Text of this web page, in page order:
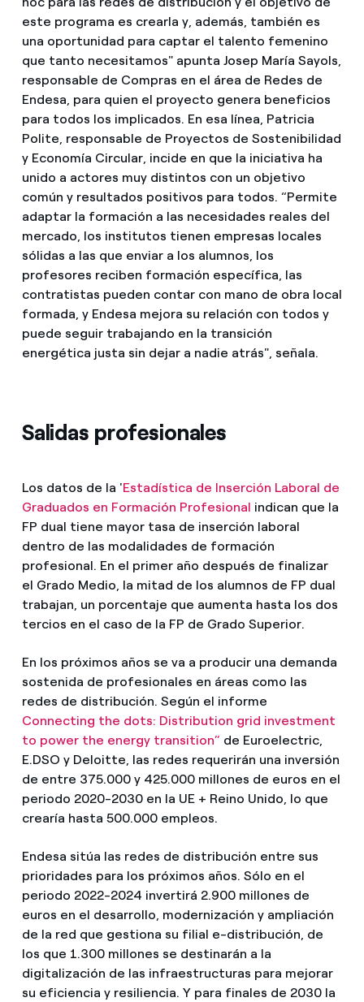
este programa es crearla y, además, también es
una oportunidad para captar el talento femenino
que tanto necesitamos" apunta Josep María Sayols,
responsable de Compras en el área de Redes de
Endesa, para quien el proyecto genera beneficios
para todos los implicados. En esa línea, Patricia
Polite, responsable de Proyectos de Sostenibilidad
y Economía Circular, incide en que la iniciativa ha
unido a actores muy distintos con un objetivo
común y resultados positivos para todos. “Permite
adaptar la formación a las necesidades reales del
mercado, los institutos tienen empresas locales
sólidas a las que enviar a los alumnos, los
profesores reciben formación específica, las
contratistas pueden contar con mano de obra local
formada, y Endesa mejora su relación con todos y
puede seguir trabajando en la transición
energética justa sin dejar a nadie atrás", señala.
Salidas profesionales
Los datos de la 'Estadística de Inserción Laboral de
Graduados en Formación Profesional indican que la
FP dual tiene mayor tasa de inserción laboral
dentro de las modalidades de formación
profesional. En el primer año después de finalizar
el Grado Medio, la mitad de los alumnos de FP dual
trabajan, un porcentaje que aumenta hasta los dos
tercios en el caso de la FP de Grado Superior.
En los próximos años se va a producir una demanda
sostenida de profesionales en áreas como las
redes de distribución. Según el informe
Connecting the dots: Distribution grid investment
to power the energy transition” de Euroelectric,
E.DSO y Deloitte, las redes requerirán una inversión
de entre 375.000 y 425.000 millones de euros en el
periodo 2020-2030 en la UE + Reino Unido, lo que
crearía hasta 500.000 empleos.
Endesa sitúa las redes de distribución entre sus
prioridades para los próximos años. Sólo en el
periodo 2022-2024 invertirá 2.900 millones de
euros en el desarrollo, modernización y ampliación
de la red que gestiona su filial e-distribución, de
los que 1.300 millones se destinarán a la
digitalización de las infraestructuras para mejorar
su eficiencia y resiliencia. Y para finales de 2030 la